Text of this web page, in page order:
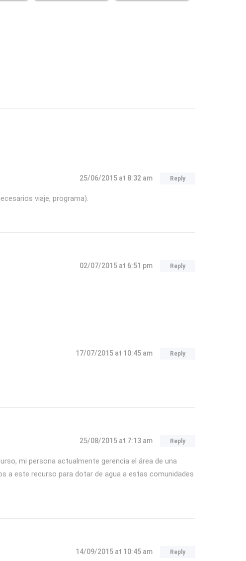
25/06/2015 at 8:32 am Reply
viaje, programa).
02/07/2015 at 6:51 pm Reply
17/07/2015 at 10:45 am Reply
25/08/2015 at 7:13 am Reply
mi persona actualmente gerencia el área de una
a este recurso para dotar de agua a estas comunidades
14/09/2015 at 10:45 am Reply